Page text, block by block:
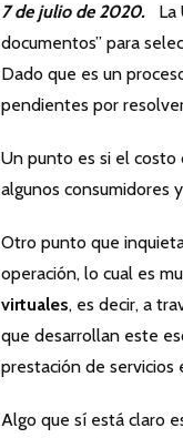
7 de julio de 2020. La
documentos” para
Dado que es un
pendientes por
Un punto es si el costo
algunos consumidores
Otro punto que
operación, lo cual es
virtuales, es decir, a
que desarrollan este
prestación de servicios
Algo que sí está claro